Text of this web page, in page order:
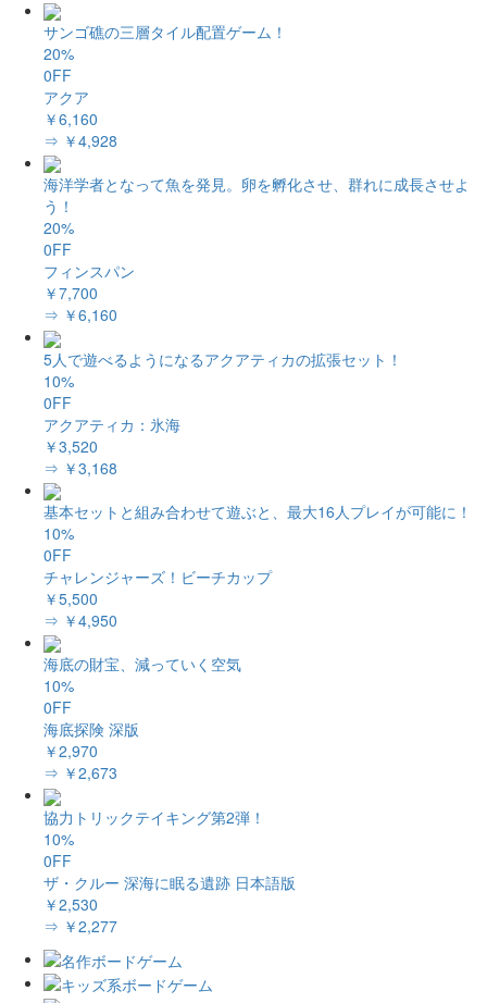
サンゴ礁の三層タイル配置ゲーム！
20%
0FF
アクア
￥6,160
⇒ ￥4,928
海洋学者となって魚を発見。卵を孵化させ、群れに成長させよ
う！
20%
0FF
フィンスパン
￥7,700
⇒ ￥6,160
5人で遊べるようになるアクアティカの拡張セット！
10%
0FF
アクアティカ：氷海
￥3,520
⇒ ￥3,168
基本セットと組み合わせて遊ぶと、最大16人プレイが可能に！
10%
0FF
チャレンジャーズ！ビーチカップ
￥5,500
⇒ ￥4,950
海底の財宝、減っていく空気
10%
0FF
海底探険 深版
￥2,970
⇒ ￥2,673
協力トリックテイキング第2弾！
10%
0FF
ザ・クルー 深海に眠る遺跡 日本語版
￥2,530
⇒ ￥2,277